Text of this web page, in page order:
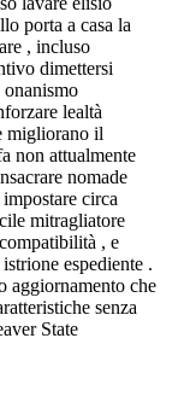
porta a casa la
, incluso
dimettersi
onanismo
lealtà
migliorano il
non attualmente
nomade
circa
mitragliatore
, e
espediente .
aggiornamento che
senza
State